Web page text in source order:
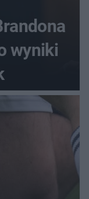
wyniki